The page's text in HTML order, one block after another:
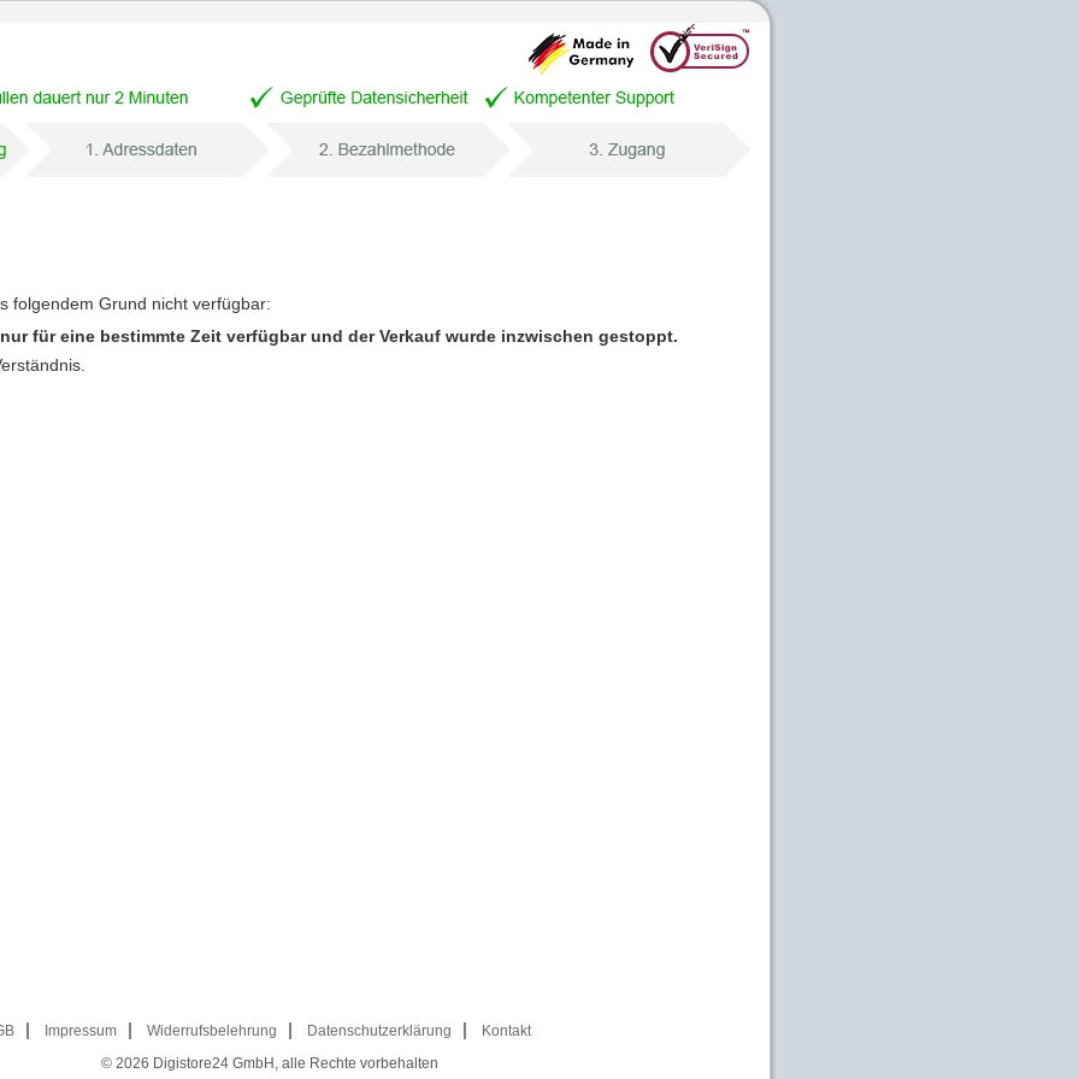
folgendem Grund nicht verfügbar:
für eine bestimmte Zeit verfügbar und der Verkauf wurde inzwischen gestoppt.
Impressum Widerrufsbelehrung Datenschutzerklärung
Kontakt
© 2026 Digistore24 GmbH, alle Rechte vorbehalten